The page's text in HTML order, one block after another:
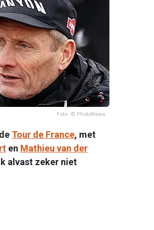
Foto: © PhotoNews
Tour de France, met
en Mathieu van der
alvast zeker niet